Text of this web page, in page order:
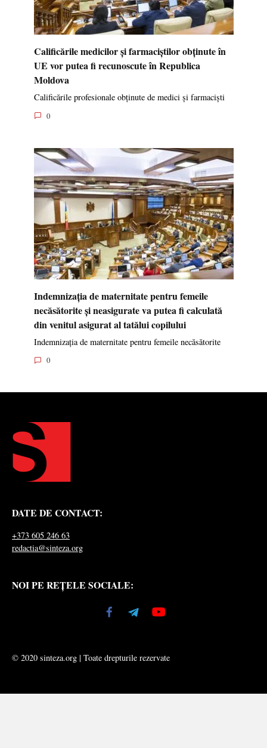
Calificările medicilor și farmaciștilor obținute în
UE vor putea fi recunoscute în Republica
Moldova
Calificările profesionale obținute de medici și farmaciști
0
Indemnizația de maternitate pentru femeile
necăsătorite și neasigurate va putea fi calculată
din venitul asigurat al tatălui copilului
Indemnizația de maternitate pentru femeile necăsătorite
0
DATE DE CONTACT:
+373 605 246 63
redactia@sinteza.org
NOI PE REȚELE SOCIALE:
© 2020 sinteza.org | Toate drepturile rezervate